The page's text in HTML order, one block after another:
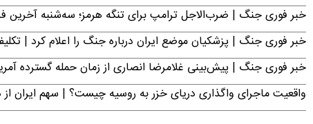
خبر فوری جنگ | ضرب‌الاجل ترامپ برای تنگه هرمز؛ سه‌شنبه
خبر فوری جنگ | پزشکیان موضع ایران درباره جنگ را اعلام کرد |
خبر فوری جنگ | پیش‌بینی غلامرضا انصاری از زمان حمله گسترده
واقعیت ماجرای واگذاری دریای خزر به روسیه چیست؟ | سهم ایران از